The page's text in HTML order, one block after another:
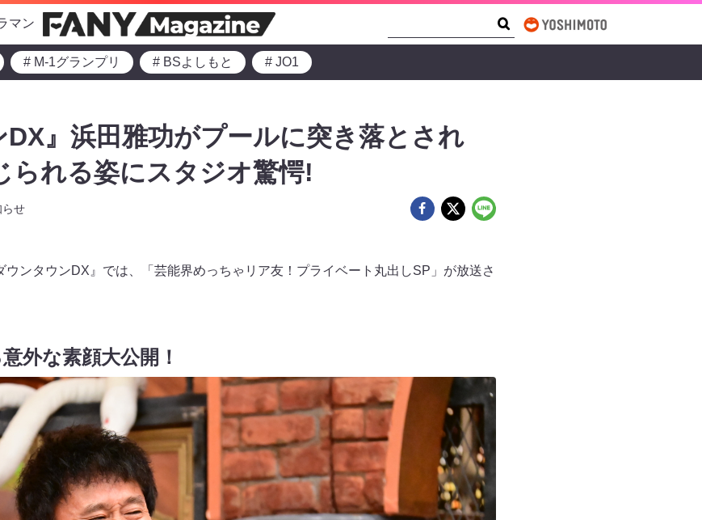
マン
# M-1グランプリ # BSよしもと # JO1
DX』浜田雅功がプールに突き落とされ
られる姿にスタジオ驚愕!
らせ
ウンタウンDX』では、「芸能界めっちゃリア友！プライベート丸出しSP」が放送さ
外な素顔大公開！